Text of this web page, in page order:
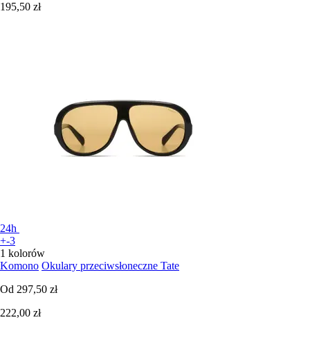
195,50 zł
24h
+-3
1 kolorów
Komono Okulary przeciwsłoneczne Tate
Od 297,50 zł
222,00 zł